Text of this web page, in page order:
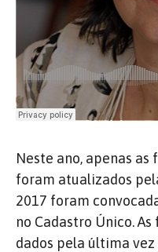
Neste ano, apenas
foram atualizados
2017 foram
no Cadastro Único.
dados pela última